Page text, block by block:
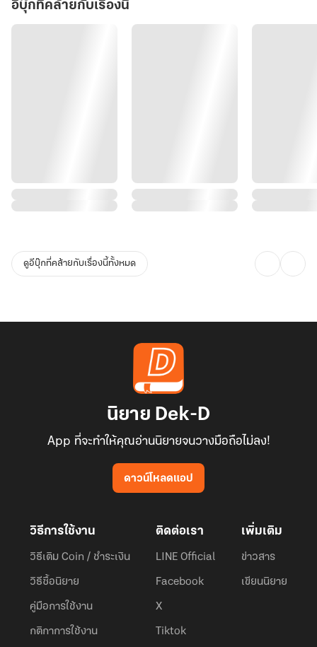
อีบุ๊กที่คล้ายกับเรื่องนี้
ดูอีบุ๊กที่คล้ายกับเรื่องนี้ทั้งหมด
นิยาย Dek-D
App ที่จะทำให้คุณอ่านนิยายจนวางมือถือไม่ลง!
ดาวน์โหลดแอป
วิธีการใช้งาน
วิธีเติม Coin / ชำระเงิน
วิธีซื้อนิยาย
คู่มือการใช้งาน
กติกาการใช้งาน
ติดต่อเรา
LINE Official
Facebook
X
Tiktok
เพิ่มเติม
ข่าวสาร
เขียนนิยาย